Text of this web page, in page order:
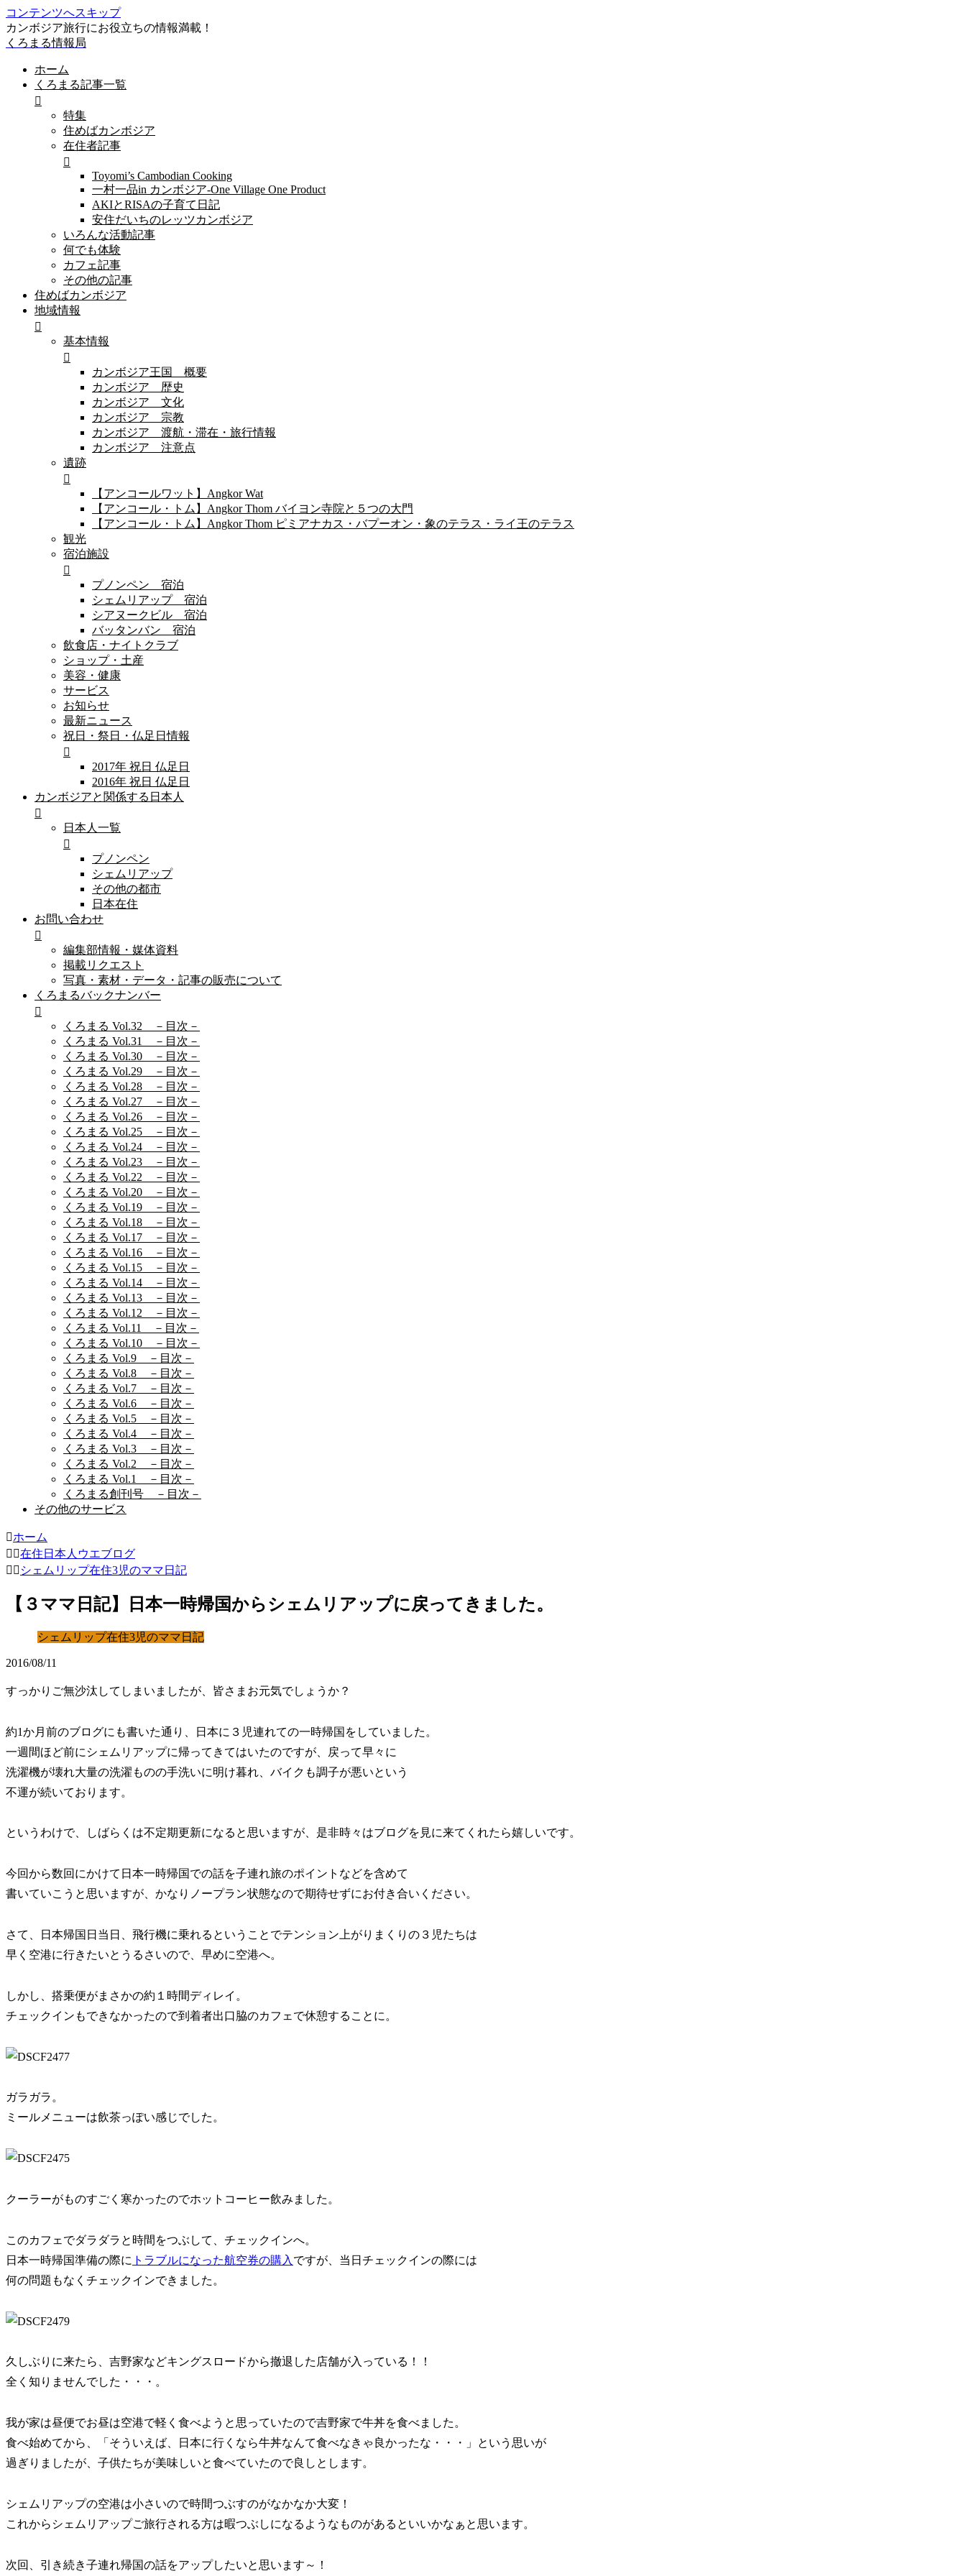
コンテンツへスキップ
カンボジア旅行にお役立ちの情報満載！
くろまる情報局
ホーム
くろまる記事一覧
特集
住めばカンボジア
在住者記事
Toyomi’s Cambodian Cooking
一村一品in カンボジア-One Village One Product
AKIとRISAの子育て日記
安住だいちのレッツカンボジア
いろんな活動記事
何でも体験
カフェ記事
その他の記事
住めばカンボジア
地域情報
基本情報
カンボジア王国 概要
カンボジア 歴史
カンボジア 文化
カンボジア 宗教
カンボジア 渡航・滞在・旅行情報
カンボジア 注意点
遺跡
【アンコールワット】Angkor Wat
【アンコール・トム】Angkor Thom バイヨン寺院と５つの大門
【アンコール・トム】Angkor Thom ピミアナカス・バプーオン・象のテラス・ライ王のテラス
観光
宿泊施設
プノンペン 宿泊
シェムリアップ 宿泊
シアヌークビル 宿泊
バッタンバン 宿泊
飲食店・ナイトクラブ
ショップ・土産
美容・健康
サービス
お知らせ
最新ニュース
祝日・祭日・仏足日情報
2017年 祝日 仏足日
2016年 祝日 仏足日
カンボジアと関係する日本人
日本人一覧
プノンペン
シェムリアップ
その他の都市
日本在住
お問い合わせ
編集部情報・媒体資料
掲載リクエスト
写真・素材・データ・記事の販売について
くろまるバックナンバー
くろまる Vol.32 －目次－
くろまる Vol.31 －目次－
くろまる Vol.30 －目次－
くろまる Vol.29 －目次－
くろまる Vol.28 －目次－
くろまる Vol.27 －目次－
くろまる Vol.26 －目次－
くろまる Vol.25 －目次－
くろまる Vol.24 －目次－
くろまる Vol.23 －目次－
くろまる Vol.22 －目次－
くろまる Vol.20 －目次－
くろまる Vol.19 －目次－
くろまる Vol.18 －目次－
くろまる Vol.17 －目次－
くろまる Vol.16 －目次－
くろまる Vol.15 －目次－
くろまる Vol.14 －目次－
くろまる Vol.13 －目次－
くろまる Vol.12 －目次－
くろまる Vol.11 －目次－
くろまる Vol.10 －目次－
くろまる Vol.9 －目次－
くろまる Vol.8 －目次－
くろまる Vol.7 －目次－
くろまる Vol.6 －目次－
くろまる Vol.5 －目次－
くろまる Vol.4 －目次－
くろまる Vol.3 －目次－
くろまる Vol.2 －目次－
くろまる Vol.1 －目次－
くろまる創刊号 －目次－
その他のサービス
ホーム
在住日本人ウエブログ
シェムリップ在住3児のママ日記
【３ママ日記】日本一時帰国からシェムリアップに戻ってきました。
シェムリップ在住3児のママ日記
2016/08/11
すっかりご無沙汰してしまいましたが、皆さまお元気でしょうか？
約1か月前のブログにも書いた通り、日本に３児連れての一時帰国をしていました。
一週間ほど前にシェムリアップに帰ってきてはいたのですが、戻って早々に
洗濯機が壊れ大量の洗濯ものの手洗いに明け暮れ、バイクも調子が悪いという
不運が続いております。
というわけで、しばらくは不定期更新になると思いますが、是非時々はブログを見に来てくれたら嬉しいです。
今回から数回にかけて日本一時帰国での話を子連れ旅のポイントなどを含めて
書いていこうと思いますが、かなりノープラン状態なので期待せずにお付き合いください。
さて、日本帰国日当日、飛行機に乗れるということでテンション上がりまくりの３児たちは
早く空港に行きたいとうるさいので、早めに空港へ。
しかし、搭乗便がまさかの約１時間ディレイ。
チェックインもできなかったので到着者出口脇のカフェで休憩することに。
ガラガラ。
ミールメニューは飲茶っぽい感じでした。
クーラーがものすごく寒かったのでホットコーヒー飲みました。
このカフェでダラダラと時間をつぶして、チェックインへ。
日本一時帰国準備の際に トラブルになった航空券の購入 ですが、当日チェックインの際には
何の問題もなくチェックインできました。
久しぶりに来たら、吉野家などキングスロードから撤退した店舗が入っている！！
全く知りませんでした・・・。
我が家は昼便でお昼は空港で軽く食べようと思っていたので吉野家で牛丼を食べました。
食べ始めてから、「そういえば、日本に行くなら牛丼なんて食べなきゃ良かったな・・・」という思いが
過ぎりましたが、子供たちが美味しいと食べていたので良しとします。
シェムリアップの空港は小さいので時間つぶすのがなかなか大変！
これからシェムリアップご旅行される方は暇つぶしになるようなものがあるといいかなぁと思います。
次回、引き続き子連れ帰国の話をアップしたいと思います～！